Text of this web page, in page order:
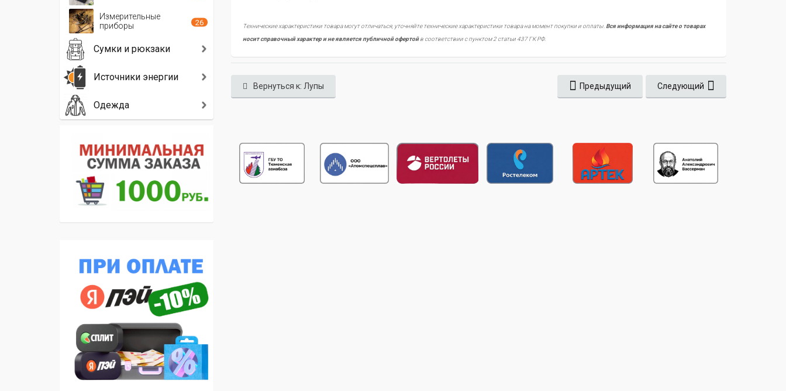
Технические характеристики товара могут отличаться, уточняйте технические характеристики товара на момент покупки и оплаты. Вся информация на сайте о товарах
носит справочный характер и не является публичной офертойв соответствии с пунктом 2 статьи 437 ГК РФ.
Вернуться к: Лупы Предыдущий Следующий
Измерительные
приборы
26
Сумки и рюкзаки
Источники энергии
Одежда